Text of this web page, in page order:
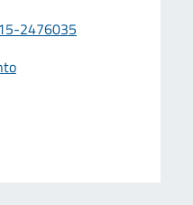
2476035